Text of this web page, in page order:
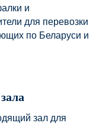
и
для перевозки
по Беларуси и
зал для